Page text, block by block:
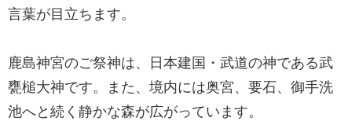
言葉が目立ちます。
鹿島神宮のご祭神は、日本建国・武道の神である武
甕槌大神です。また、境内には奥宮、要石、御手洗
池へと続く静かな森が広がっています。